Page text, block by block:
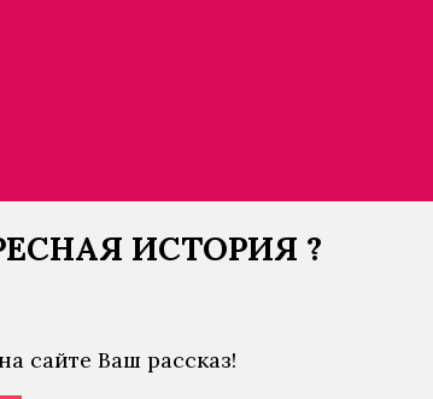
ИСТОРИЯ ?
сайте Ваш рассказ!